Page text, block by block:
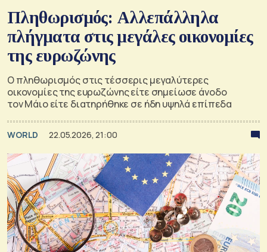
Πληθωρισμός: Αλλεπάλληλα
πλήγματα στις μεγάλες οικονομίες
της ευρωζώνης
Ο πληθωρισμός στις τέσσερις μεγαλύτερες
οικονομίες της ευρωζώνης είτε σημείωσε άνοδο
τον Μάιο είτε διατηρήθηκε σε ήδη υψηλά επίπεδα
WORLD 22.05.2026, 21:00